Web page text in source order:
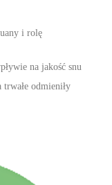
i rolę
na jakość snu
odmieniły